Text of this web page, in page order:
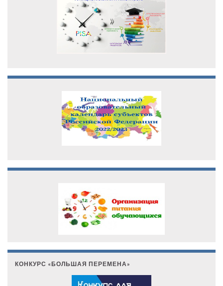
КОНКУРС «БОЛЬШАЯ ПЕРЕМЕНА»